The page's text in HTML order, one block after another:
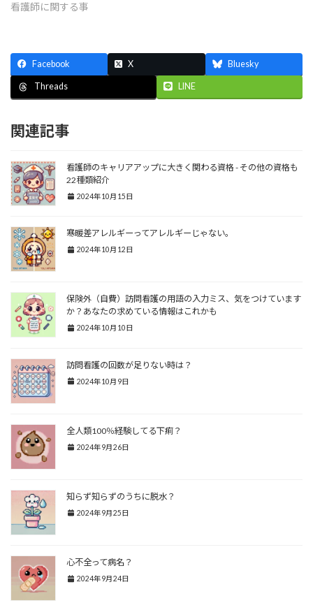
看護師に関する事
Facebook X Bluesky
Threads LINE
関連記事
看護師のキャリアアップに大きく関わる資格 - その他の資格も
22種類紹介
2024年10月15日
寒暖差アレルギーってアレルギーじゃない。
2024年10月12日
保険外（自費）訪問看護の用語の入力ミス、気をつけています
か？あなたの求めている情報はこれかも
2024年10月10日
訪問看護の回数が足りない時は？
2024年10月9日
全人類100％経験してる下痢？
2024年9月26日
知らず知らずのうちに脱水？
2024年9月25日
心不全って病名？
2024年9月24日